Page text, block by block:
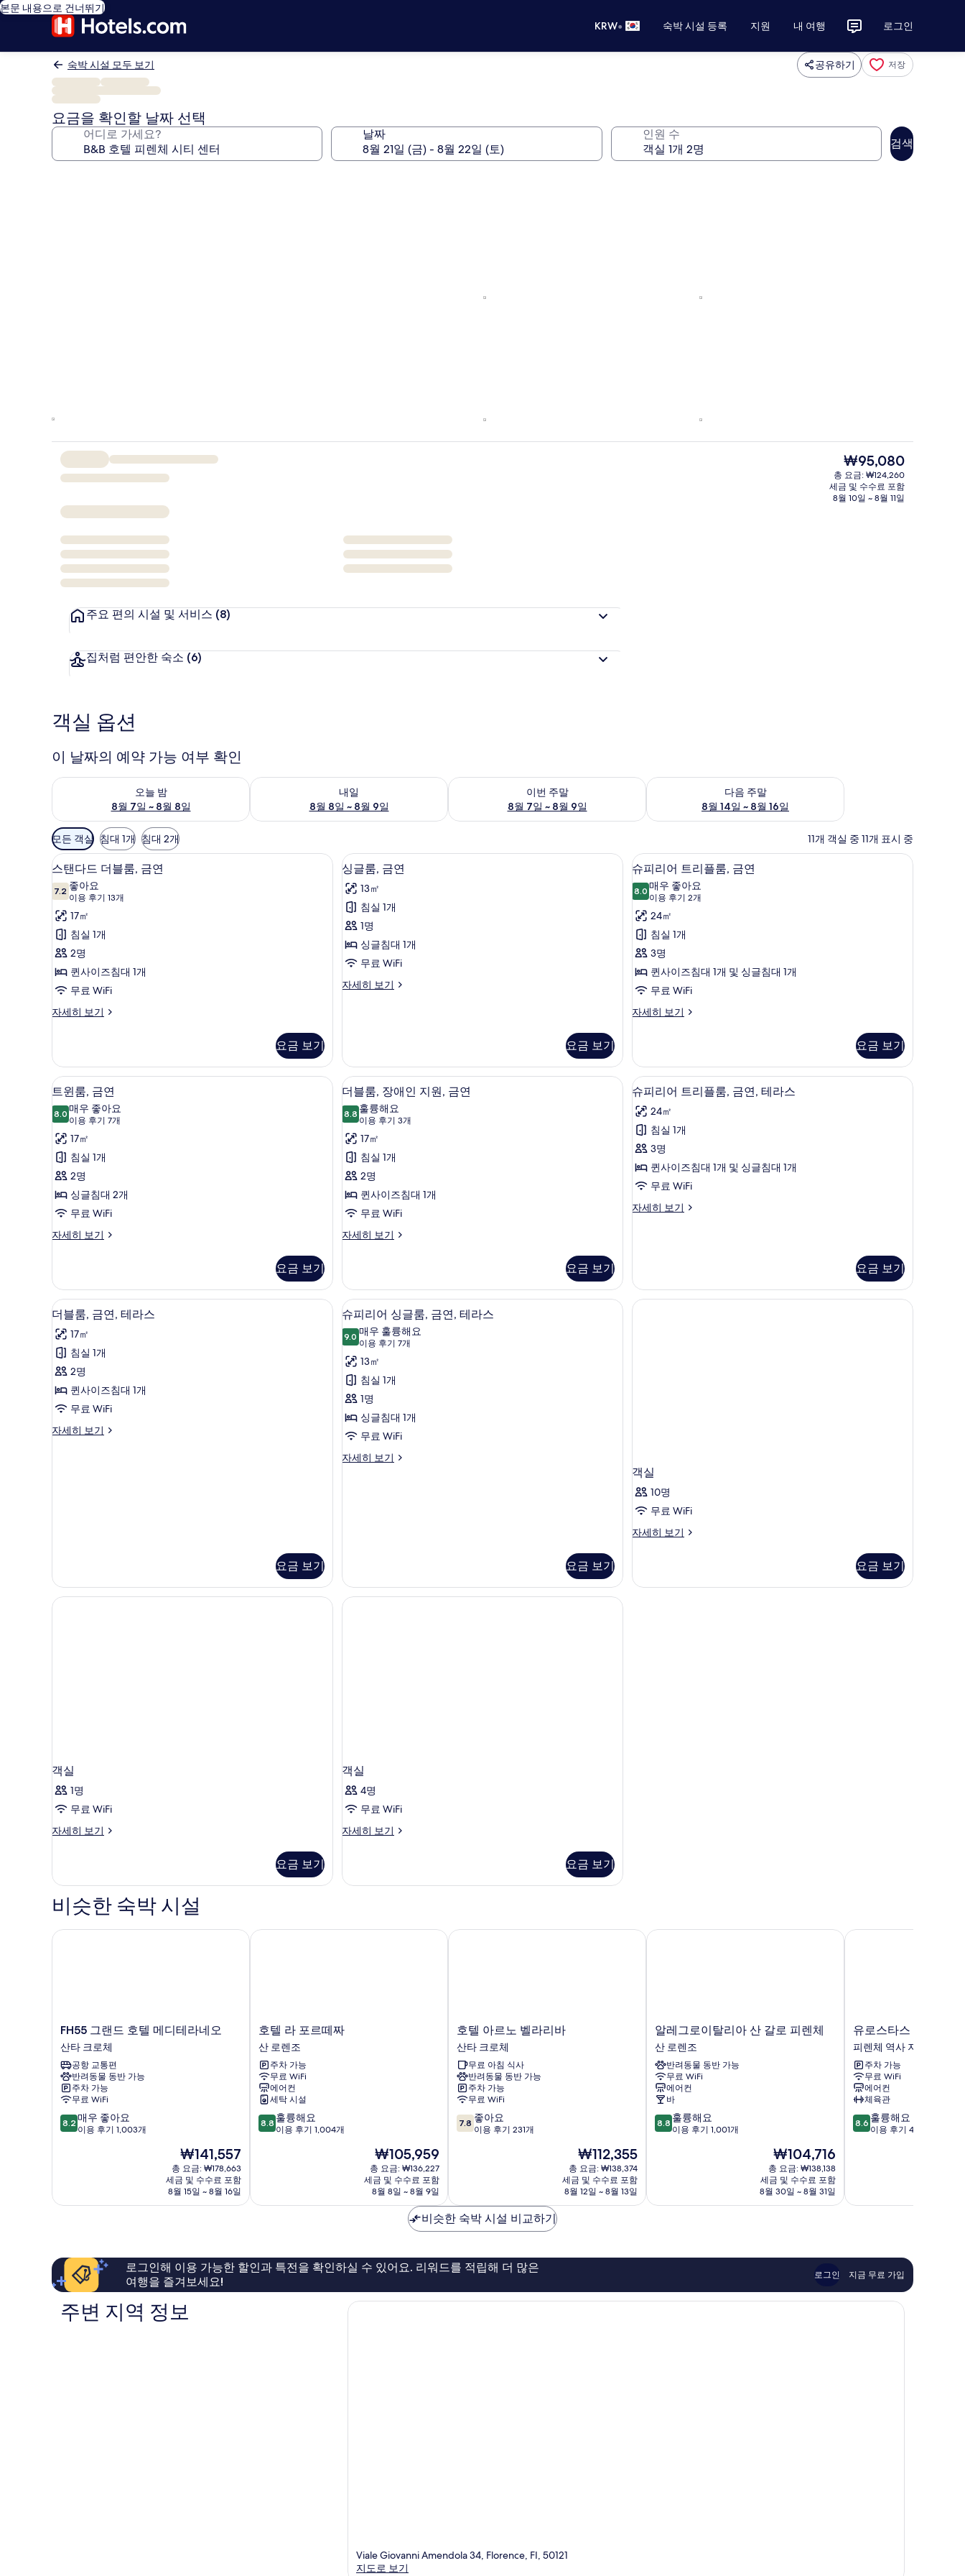
본문 내용으로 건너뛰기
KRW• 숙박 시설 등록 지원 내 여행 로그인
숙박 시설 모두 보기 공유하기 저장
요금을 확인할 날짜 선택
어디로 가세요? 날짜 인원 수
검색
주요 편의 시설 및 서비스 (8)
집처럼 편안한 숙소 (6)
현
재
가
격
₩95,080
총 요금: ₩124,260
세금 및 수수료 포함
8월 10일 ~ 8월 11일
객실 옵션
이 날짜의 예약 가능 여부 확인
오늘 밤
8월 7일 ~ 8월 8일
오늘 밤 예약 가능 여부 확인, 8월 7일 ~ 8월 8일
내일
8월 8일 ~ 8월 9일
내일 예약 가능 여부 확인, 8월 8일 ~ 8월 9일
이번 주말
8월 7일 ~ 8월 9일
이번 주말 예약 가능 여부 확인, 8월 7일 ~ 8월 9일
다음 주말
8월 14일 ~ 8월 16일
다음 주말 예약 가능 여부 확인, 8월 14일 ~ 8월 16일
객
실
에
사
용
가
능
한
필
터
모든 객실 침대 1개 침대 2개 11개 객실 중 11개 표시 중
스
탠
다
드
더
블
룸,
금
연
모
두
보
기
스탠다드 더블룸, 금연 | 객실 내 금고, 책상, 암막 커튼, 무료 WiFi
4
스탠다드 더블룸, 금연
7.27.2점 만점 중 10점
좋아요
이용 후기 13개
(이
용
후
기
13
개)
17㎡
침실 1개
2명
퀸사이즈침대 1개
무료 WiFi
자세히 보기
스
더
블
룸,
연
세
히
보
기
요금 보기
싱
글
룸,
금
연
사
모
싱글룸, 금연 | 객실 내 금고, 책상, 암막 커튼, 무료 WiFi
4
싱글룸, 금연
13㎡
침실 1개
1명
싱글침대 1개
무료 WiFi
자세히 보기
싱
세
히
보
기
요금 보기
슈
피
리
어
트
리
플
룸,
금
진
모
두
보
기
슈피리어 트리플룸, 금연 | 객실 내 금고, 책상,
4
슈피리어 트리플룸, 금연
8.08.0점 만점 중 10점
매우 좋아요
이용 후기 2개
(이
용
후
기
2
개)
24㎡
침실 1개
3명
퀸사이즈침대 1개 및 싱글침대 1개
무료 WiFi
자세히 보기
슈
트
리
플
룸,
금
연
자
세
히
보
기
요금 보기
트
윈
룸,
금
연
사
진
모
두
트윈룸, 금연 | 객실 내 금고, 책상, 암막 커튼, 무료 WiFi
4
트윈룸, 금연
8.08.0점 만점 중 10점
매우 좋아요
이용 후기 7개
(이
용
후
기
7
개)
17㎡
침실 1개
2명
싱글침대 2개
무료 WiFi
자세히 보기
트
연
자
세
히
보
기
요금 보기
더
블
룸,
장
애
인
지
원,
금
진
모
두
보
기
더블룸, 장애인 지원, 금연 | 객실 내 금고, 책상, 암막 커튼, 무료 WiFi
4
더블룸, 장애인 지원, 금연
8.88.8점 만점 중 10점
훌륭해요
이용 후기 3개
(이
용
후
기
3
개)
17㎡
침실 1개
2명
퀸사이즈침대 1개
무료 WiFi
자세히 보기
더
애
인
지
원,
금
자
세
히
보
기
요금 보기
슈
피
리
어
트
리
룸,
라
스
슈피리어 트리플룸, 금연, 테라스 | 객실 내 금
5
슈피리어 트리플룸, 금연, 테라스
24㎡
침실 1개
3명
퀸사이즈침대 1개 및 싱글침대 1개
무료 WiFi
자세히 보기
슈
플
룸,
금
요금 보기
더
블
룸,
금
연,
테
스
더블룸, 금연, 테라스 | 객실 내 금고, 책상, 암막 커튼, 무료 WiFi
8
더블룸, 금연, 테라스
17㎡
침실 1개
2명
퀸사이즈침대 1개
무료 WiFi
자세히 보기
더
기
요금 보기
슈
피
리
어
싱
글
룸,
금
연,
두
보
슈피리어 싱글룸, 금연, 테라스 | 객실 내 금고, 책상, 암막 커튼, 무료 WiFi
4
슈피리어 싱글룸, 금연, 테라스
9.09.0점 만점 중 10점
매우 훌륭해요
이용 후기 7개
(이
용
후
기
7
개)
13㎡
침실 1개
1명
싱글침대 1개
무료 WiFi
자세히 보기
슈
라
스
요금 보기
객실
10명
무료 WiFi
자세히 보기
객
히
요금 보기
객실
1명
무료 WiFi
자세히 보기
객
히
기
요금 보기
객실
4명
무료 WiFi
자세히 보기
객
히
요금 보기
비슷한 숙박 시설
FH55
그
랜
드
호
텔
메
디
테
크
FH55 그랜드 호텔 메디테라네오
산타 크로체
공항 교통편
반려동물 동반 가능
주차 가능
무료 WiFi
10
점
매
요,
용
기
1,003
8.2 매우 좋아요
이용 후기 1,003개
현
재
요
금
₩141,557
₩141,557
총 요금: ₩178,663
세금 및 수수료 포함
8월 15일 ~ 8월 16일
FH55 그랜드 호텔 메디테라네오
호
텔
라
포
르
떼
짜
산
로
호텔 라 포르떼짜
산 로렌조
주차 가능
무료 WiFi
에어컨
세탁 시설
10
점
훌
이
용
8.8 훌륭해요
이용 후기 1,004개
현
재
요
금
₩105,959
₩105,959
총 요금: ₩136,227
세금 및 수수료 포함
8월 8일 ~ 8월 9일
호텔 라 포르떼짜
호
텔
아
르
노
벨
라
리
바
호텔 아르노 벨라리바
산타 크로체
무료 아침 식사
반려동물 동반 가능
주차 가능
무료 WiFi
10
점
좋
아
요,
용
후
231
7.8 좋아요
이용 후기 231개
현
재
요
금
₩112,355
₩112,355
총 요금: ₩138,374
세금 및 수수료 포함
8월 12일 ~ 8월 13일
호텔 아르노 벨라리바
알
레
그
로
이
탈
리
아
산
산
알레그로이탈리아 산 갈로 피렌체
산 로렌조
반려동물 동반 가능
무료 WiFi
에어컨
바
10
점
훌
이
기
8.8 훌륭해요
이용 후기 1,001개
현
재
요
금
₩104,716
₩104,716
총 요금: ₩138,138
세금 및 수수료 포함
8월 30일 ~ 8월 31일
알레그로이탈리아 산 갈로 피렌체
유
로
스
타
스
플
로
렌
스
체
구
유로스타스 플로렌스
피렌체 역사 지구
주차 가능
무료 WiFi
에어컨
체육관
10
점
훌
이
용
기
8.6 훌륭해요
이용 후기 497개
유로스타스 플로렌스
비슷한 숙박 시설 비교하기
로그인해 이용 가능한 할인과 특전을 확인하실 수 있어요. 리워드를 적립해 더 많은
여행을 즐겨보세요!
로그인 지금 무료 가입
주변 지역 정보
Viale Giovanni Amendola 34, Florence, FI, 50121
지도로 보기